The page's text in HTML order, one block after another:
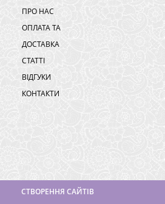
ПРО НАС
ОПЛАТА ТА
ДОСТАВКА
СТАТТІ
ВІДГУКИ
КОНТАКТИ
СТВОРЕННЯ САЙТІВ